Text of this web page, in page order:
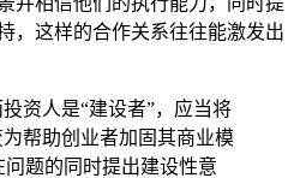
，这样的合作关系往往能激发出
资人是“建设者”，应当将
帮助创业者加固其商业模
题的同时提出建设性意